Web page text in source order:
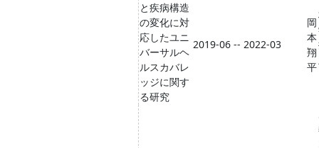
と疾病構造
の変化に対
応したユニ
バーサルヘ
ルスカバレ
ッジに関す
る研究
2019-06 -- 2022-03
岡
本
翔
平